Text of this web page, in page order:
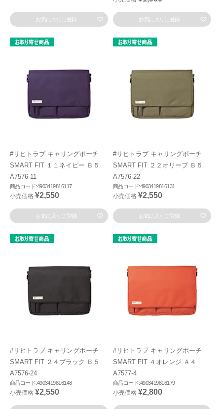
お気に入りに登録 お気に入りに登録
#リヒトラブ キャリングポーチ
SMART FIT １１ネイビー Ｂ５
A7576-11
商品コード:4903419816117
小売価格 ¥2,550
お気に入りに登録
#リヒトラブ キャリングポーチ
SMART FIT ２２オリーブ Ｂ５
A7576-22
商品コード:4903419816131
小売価格 ¥2,550
お気に入りに登録
#リヒトラブ キャリングポーチ
SMART FIT ２４ブラック Ｂ５
A7576-24
商品コード:4903419816148
小売価格 ¥2,550
#リヒトラブ キャリングポーチ
SMART FIT ４オレンジ Ａ４
A7577-4
商品コード:4903419816179
小売価格 ¥2,800